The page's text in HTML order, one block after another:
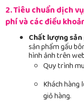
2. Tiêu chuẩn dịch
phí và các điều
Chất lượng
sản phẩm gấu
hình ảnh trên
Quy trình
Khách hàng
giỏ hàng.